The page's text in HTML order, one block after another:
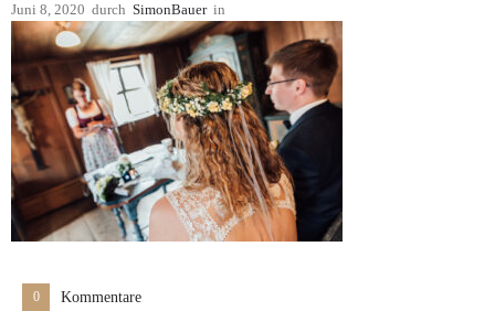
Juni 8, 2020 durch SimonBauer in
0 Kommentare